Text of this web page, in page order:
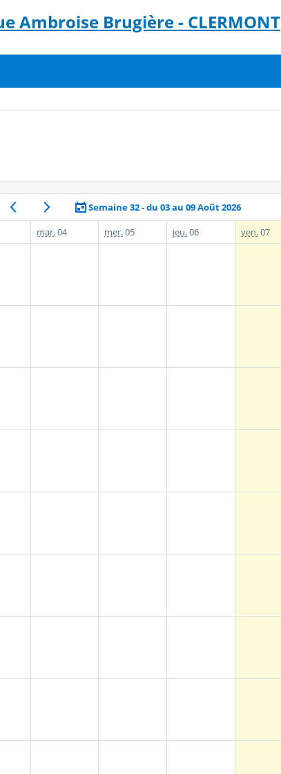
Ambroise Brugière - CLERMONT
Semaine 32 - du 03 au 09 Août 2026
mar.04 mer.05 jeu.06 ven.07